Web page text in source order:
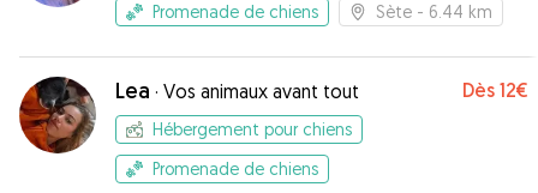
Promenade de chiens Sète - 6.44 km
Lea · Vos animaux avant tout Dès 12€
Hébergement pour chiens
Promenade de chiens